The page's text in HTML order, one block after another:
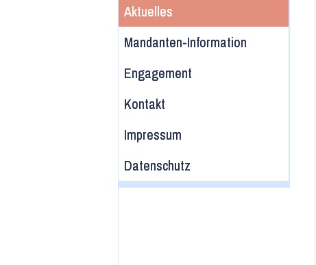
Aktuelles
Mandanten-Information
Engagement
Kontakt
Impressum
Datenschutz